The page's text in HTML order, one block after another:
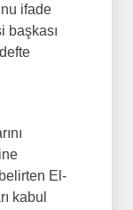
ifade
başkası
El-
kabul